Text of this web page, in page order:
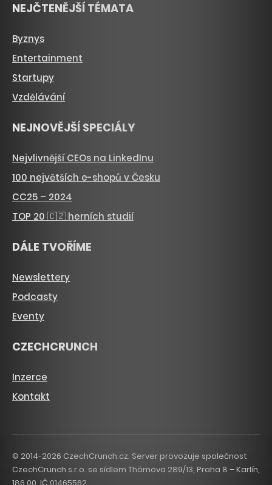
NEJČTENĚJŠÍ TÉMATA
Byznys
Entertainment
Startupy
Vzdělávání
NEJNOVĚJŠÍ SPECIÁLY
Nejvlivnější CEOs na LinkedInu
100 největších e-shopů v Česku
CC25 – 2024
TOP 20 🇨🇿 herních studií
DÁLE TVOŘÍME
Newslettery
Podcasty
Eventy
CZECHCRUNCH
Inzerce
Kontakt
© 2014-2026 CzechCrunch.cz. Server provozuje společnost
CzechCrunch s.r.o. se sídlem Thámova 289/13, Praha 8 – Karlín,